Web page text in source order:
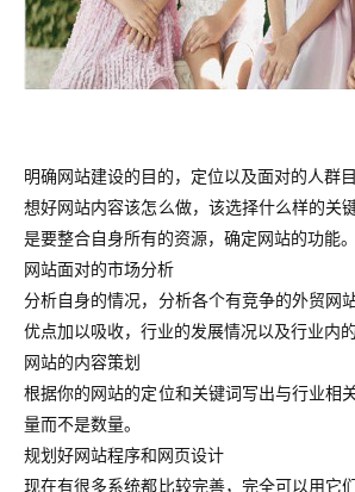
明确网站建设的目的，定位以及面对的人群
想好网站内容该怎么做，该选择什么样的关
是要整合自身所有的资源，确定网站的功能。
网站面对的市场分析
分析自身的情况，分析各个有竞争的外贸网
优点加以吸收，行业的发展情况以及行业内的
网站的内容策划
根据你的网站的定位和关键词写出与行业相
量而不是数量。
规划好网站程序和网页设计
现在有很多系统都比较完善，完全可以用它